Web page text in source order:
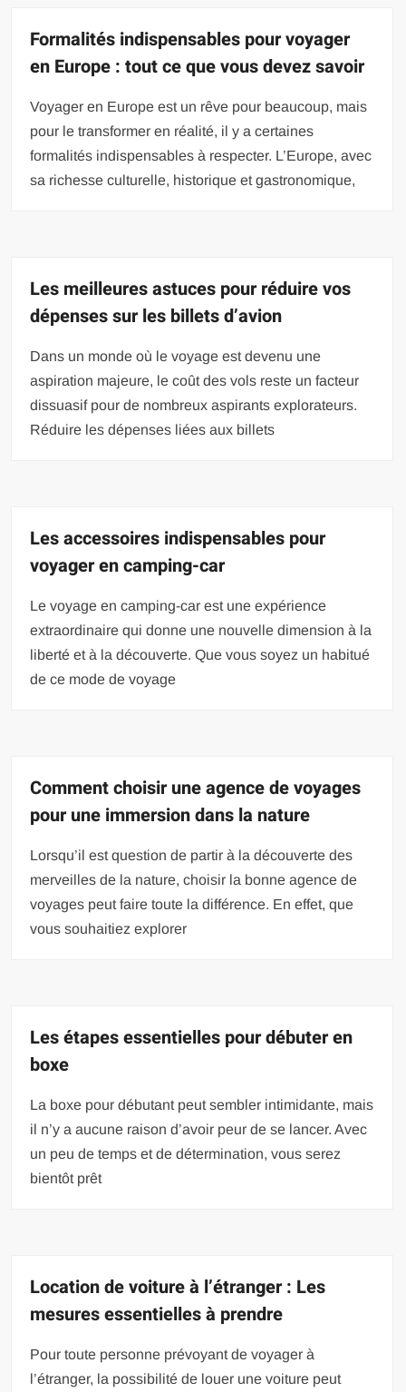
Formalités indispensables pour voyager
en Europe : tout ce que vous devez savoir
Voyager en Europe est un rêve pour beaucoup, mais
pour le transformer en réalité, il y a certaines
formalités indispensables à respecter. L’Europe, avec
sa richesse culturelle, historique et gastronomique,
Les meilleures astuces pour réduire vos
dépenses sur les billets d’avion
Dans un monde où le voyage est devenu une
aspiration majeure, le coût des vols reste un facteur
dissuasif pour de nombreux aspirants explorateurs.
Réduire les dépenses liées aux billets
Les accessoires indispensables pour
voyager en camping-car
Le voyage en camping-car est une expérience
extraordinaire qui donne une nouvelle dimension à la
liberté et à la découverte. Que vous soyez un habitué
de ce mode de voyage
Comment choisir une agence de voyages
pour une immersion dans la nature
Lorsqu’il est question de partir à la découverte des
merveilles de la nature, choisir la bonne agence de
voyages peut faire toute la différence. En effet, que
vous souhaitiez explorer
Les étapes essentielles pour débuter en
boxe
La boxe pour débutant peut sembler intimidante, mais
il n’y a aucune raison d’avoir peur de se lancer. Avec
un peu de temps et de détermination, vous serez
bientôt prêt
Location de voiture à l’étranger : Les
mesures essentielles à prendre
Pour toute personne prévoyant de voyager à
l’étranger, la possibilité de louer une voiture peut